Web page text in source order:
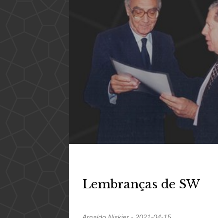
Lembranças de SW